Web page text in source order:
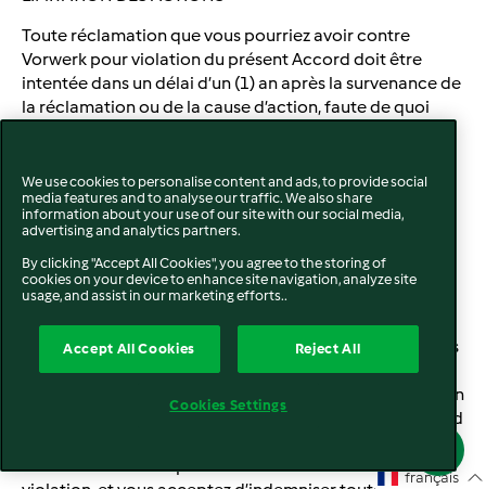
Toute réclamation que vous pourriez avoir contre
Vorwerk pour violation du présent Accord doit être
intentée dans un délai d’un (1) an après la survenance de
la réclamation ou de la cause d’action, faute de quoi
INDEMNISATION
indemniser et tenir à couvert Vorwerk et ses dirigeants,
administrateurs, employés, agents, affiliés, fournisseurs
d’informations tiers, concédants, entrepreneurs et
autres impliqués dans la fourniture de produits, services
ou informations via ce Site (collectivement, les « Parties
Indemnisées ») contre toute réclamation résultant de, en
lien avec, ou relative à toute violation du présent Accord
n’auront aucune responsabilité en lien avec une telle
français
We use cookies to personalise content and ads, to provide social
media features and to analyse our traffic. We also share
information about your use of our site with our social media,
advertising and analytics partners.
By clicking "Accept All Cookies", you agree to the storing of
cookies on your device to enhance site navigation, analyze site
usage, and assist in our marketing efforts..
Accept All Cookies Reject All
Cookies Settings